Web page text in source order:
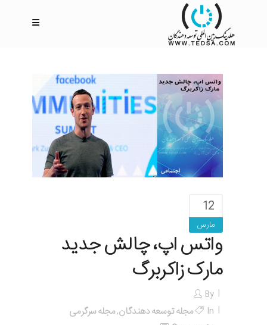
12
مارس
واتس اپ، چالش جدید
مارک زاکربرگ
By
In
مجله توسعه دهندگان,مجله سرگرمی